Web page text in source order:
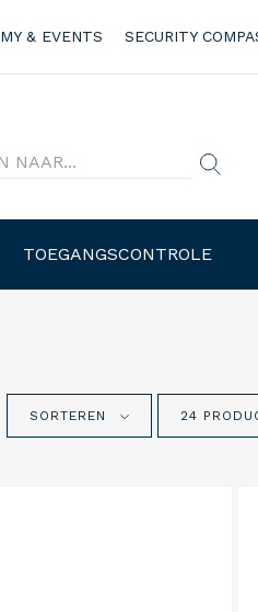
& EVENTS SECURITY
TOEGANGSCONTROLE
SORTEREN 24